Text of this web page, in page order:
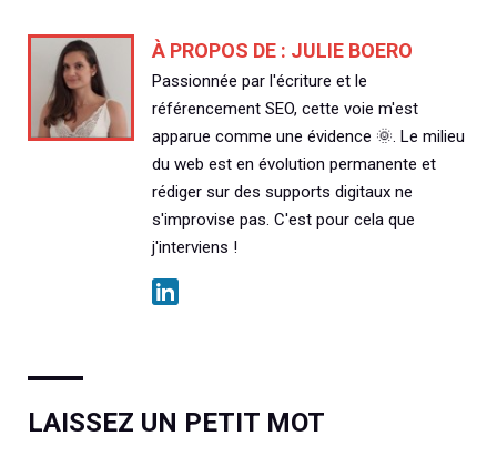
À PROPOS DE : JULIE BOERO
Passionnée par l'écriture et le
référencement SEO, cette voie m'est
apparue comme une évidence 🌞. Le milieu
du web est en évolution permanente et
rédiger sur des supports digitaux ne
s'improvise pas. C'est pour cela que
j'interviens !
LAISSEZ UN PETIT MOT